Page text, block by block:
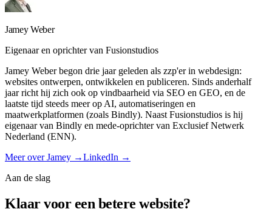
Jamey Weber
Eigenaar en oprichtervan Fusionstudios
Jamey Weber begon drie jaar geleden als zzp'er in webdesign:
websites ontwerpen, ontwikkelen en publiceren. Sinds anderhalf
jaar richt hij zich ook op vindbaarheid via SEO en GEO, en de
laatste tijd steeds meer op AI, automatiseringen en
maatwerkplatformen (zoals Bindly). Naast Fusionstudios is hij
eigenaar van Bindly en mede-oprichter van Exclusief Netwerk
Nederland (ENN).
Meer over Jamey →LinkedIn →
Aan de slag
Klaar voor een betere website?